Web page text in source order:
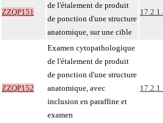
ZZQP151
de l'étalement de produit
de ponction d'une structure
anatomique, sur une cible
ZZQP152
Examen cytopathologique
de l'étalement de produit
de ponction d'une structure
anatomique, avec
inclusion en paraffine et
examen